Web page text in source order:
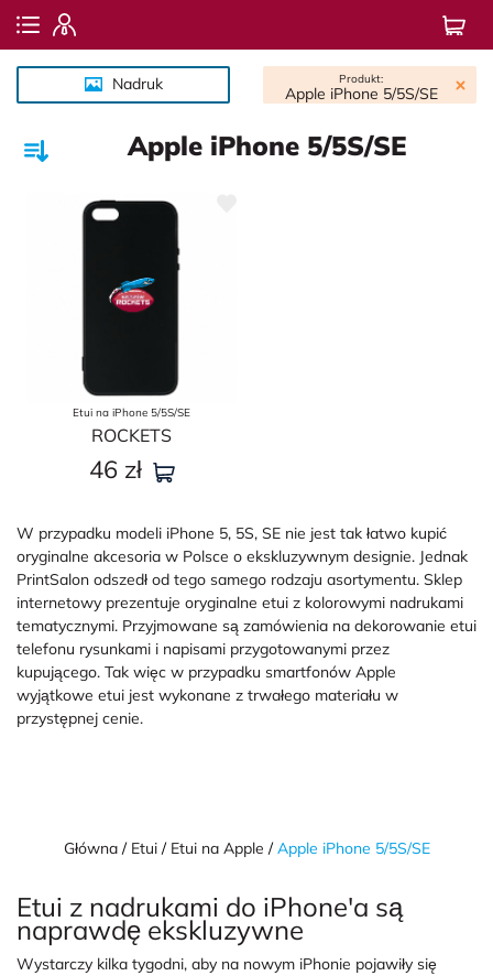
Nadruk Produkt:
Apple iPhone 5/5S/SE
Apple iPhone 5/5S/SE
Etui na iPhone 5/5S/SE
ROСKETS
46 zł
W przypadku modeli iPhone 5, 5S, SE nie jest tak łatwo kupić
oryginalne akcesoria w Polsce o ekskluzywnym designie. Jednak
PrintSalon odszedł od tego samego rodzaju asortymentu. Sklep
internetowy prezentuje oryginalne etui z kolorowymi nadrukami
tematycznymi. Przyjmowane są zamówienia na dekorowanie etui
telefonu rysunkami i napisami przygotowanymi przez
kupującego. Tak więc w przypadku smartfonów Apple
wyjątkowe etui jest wykonane z trwałego materiału w
przystępnej cenie.
Główna Etui Etui na Apple Apple iPhone 5/5S/SE
Etui z nadrukami do iPhone'a są
naprawdę ekskluzywne
Wystarczy kilka tygodni, aby na nowym iPhonie pojawiły się